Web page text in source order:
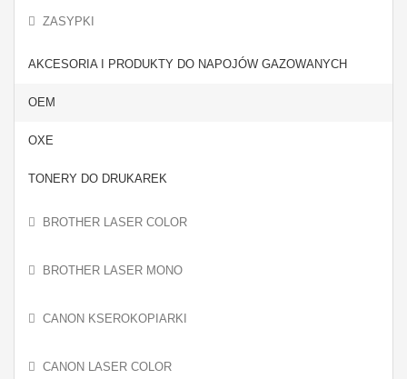
ZASYPKI
AKCESORIA I PRODUKTY DO NAPOJÓW GAZOWANYCH
OEM
OXE
TONERY DO DRUKAREK
BROTHER LASER COLOR
BROTHER LASER MONO
CANON KSEROKOPIARKI
CANON LASER COLOR